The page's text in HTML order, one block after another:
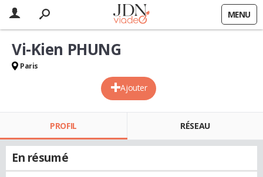
MENU
Ajouter
Vi-Kien PHUNG
Paris
PROFIL RÉSEAU
En résumé